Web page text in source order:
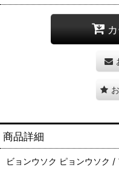
商品詳細
ビョンウソク ピョンウソク